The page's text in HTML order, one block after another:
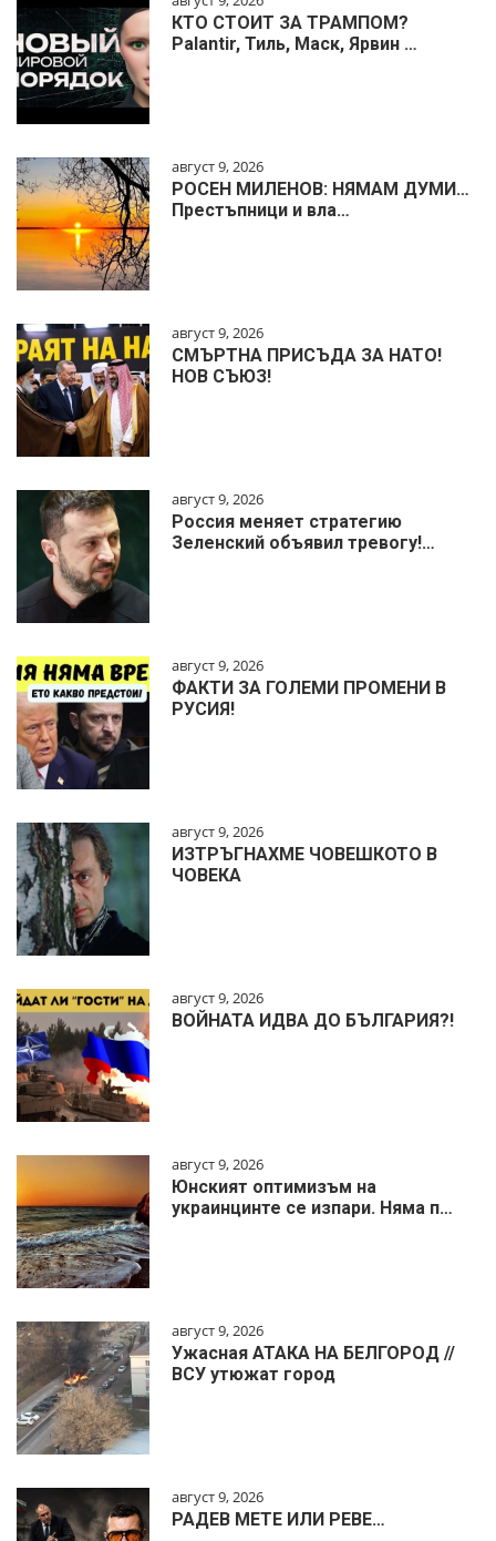
КТО СТОИТ ЗА ТРАМПОМ?
Palantir, Тиль, Маск, Ярвин …
август 9, 2026
РОСЕН МИЛЕНОВ: НЯМАМ ДУМИ…
Престъпници и вла…
август 9, 2026
СМЪРТНА ПРИСЪДА ЗА НАТО!
НОВ СЪЮЗ!
август 9, 2026
Россия меняет стратегию
Зеленский объявил тревогу!…
август 9, 2026
ФАКТИ ЗА ГОЛЕМИ ПРОМЕНИ В
РУСИЯ!
август 9, 2026
ИЗТРЪГНАХМЕ ЧОВЕШКОТО В
ЧОВЕКА
август 9, 2026
ВОЙНАТА ИДВА ДО БЪЛГАРИЯ?!
август 9, 2026
Юнският оптимизъм на
украинцинте се изпари. Няма п…
август 9, 2026
Ужасная АТАКА НА БЕЛГОРОД //
ВСУ утюжат город
август 9, 2026
РАДЕВ МЕТЕ ИЛИ РЕВЕ…